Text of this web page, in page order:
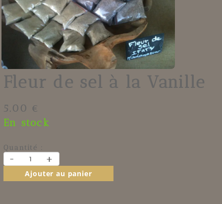
Fleur de sel à la Vanille
5.00 €
En stock
Quantité :
- +
Ajouter au panier